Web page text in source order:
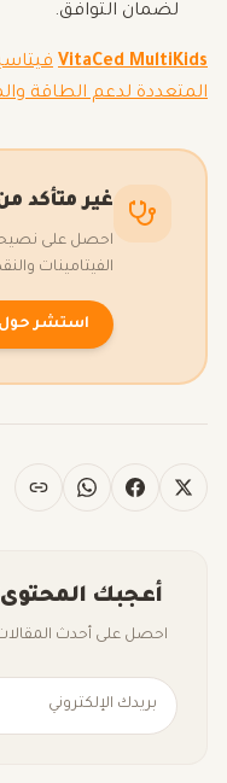
لضمان التوافق.
VitaCed MultiKids
المتعددة لدعم الطاقة
غير متأكد
احصل على
الفيتامينات
استشر حول
أعجبك
احصل على أحدث